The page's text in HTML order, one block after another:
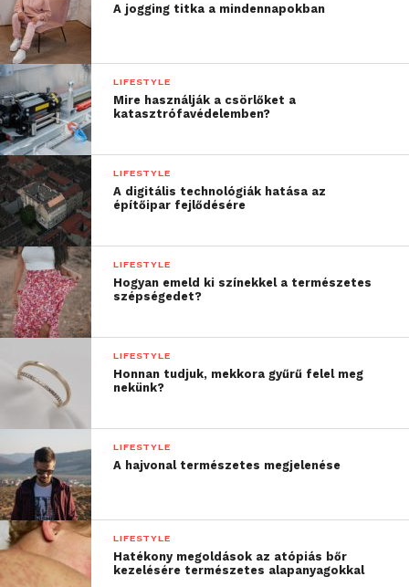
A jogging titka a mindennapokban
LIFESTYLE
Mire használják a csörlőket a
katasztrófavédelemben?
LIFESTYLE
A digitális technológiák hatása az
építőipar fejlődésére
LIFESTYLE
Hogyan emeld ki színekkel a természetes
szépségedet?
LIFESTYLE
Honnan tudjuk, mekkora gyűrű felel meg
nekünk?
LIFESTYLE
A hajvonal természetes megjelenése
LIFESTYLE
Hatékony megoldások az atópiás bőr
kezelésére természetes alapanyagokkal